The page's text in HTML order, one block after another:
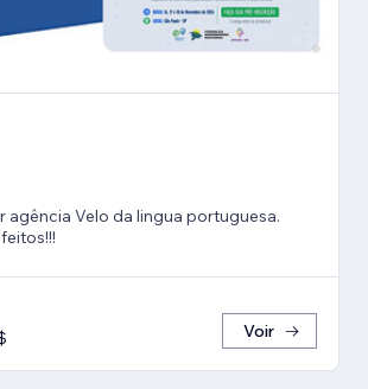
agência Velo da lingua portuguesa.
Voir